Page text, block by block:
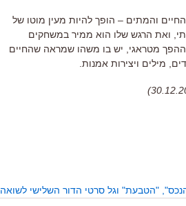
והמתים – הופך להיות מעין מוטו של
ואת הרגש שלו הוא ממיר במשחקים
מטראגי
יש בו משהו שמראה שהחיים
מילים ויצירות אמנות
"הטבעת" וגל סרטי הדור השלישי לשואה